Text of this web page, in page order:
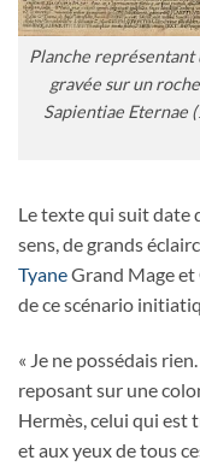
Planche représentant
gravée sur un
Sapientiae Eternae
Le texte qui suit date
sens, de grands
TyaneGrand Mage
de ce scénario
« Je ne possédais
reposant sur une
Hermès, celui qui est
et aux yeux de tous